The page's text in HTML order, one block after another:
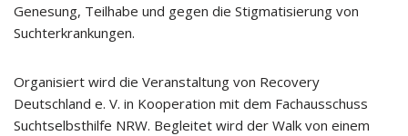
Genesung, Teilhabe und gegen die Stigmatisierung von
Suchterkrankungen.
Organisiert wird die Veranstaltung von Recovery
Deutschland e. V. in Kooperation mit dem Fachausschuss
Suchtselbsthilfe NRW. Begleitet wird der Walk von einem